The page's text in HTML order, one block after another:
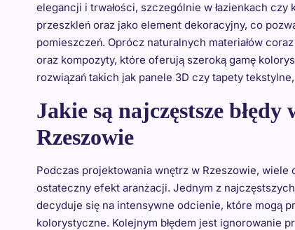
elegancji i trwałości, szczególnie w łazienkach
przeszkleń oraz jako element dekoracyjny, co
pomieszczeń. Oprócz naturalnych materiałów
oraz kompozyty, które oferują szeroką gamę
rozwiązań takich jak panele 3D czy tapety
Jakie są najczęstsze
Rzeszowie
Podczas projektowania wnętrz w Rzeszowie, wiele
ostateczny efekt aranżacji. Jednym z
decyduje się na intensywne odcienie, które mogą
kolorystyczne. Kolejnym błędem jest ignorowanie